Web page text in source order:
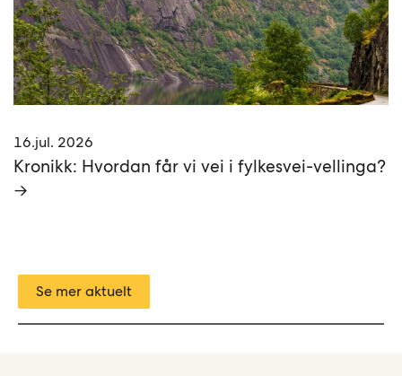
16.jul. 2026
Kronikk: Hvordan får vi vei i fylkesvei-vellinga?
→
Se mer aktuelt